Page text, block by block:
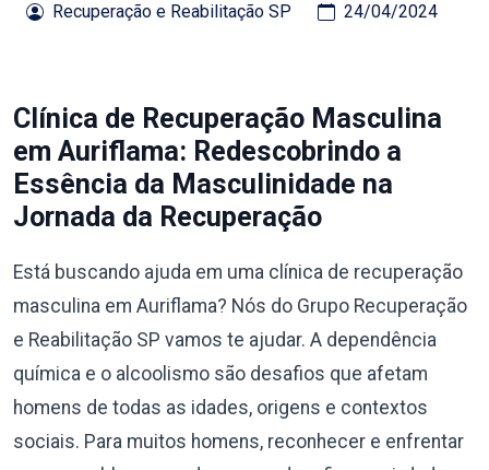
Recuperação e Reabilitação SP 24/04/2024
Clínica de Recuperação Masculina
em Auriflama: Redescobrindo a
Essência da Masculinidade na
Jornada da Recuperação
Está buscando ajuda em uma clínica de recuperação
masculina em Auriflama? Nós do Grupo Recuperação
e Reabilitação SP vamos te ajudar. A dependência
química e o alcoolismo são desafios que afetam
homens de todas as idades, origens e contextos
sociais. Para muitos homens, reconhecer e enfrentar